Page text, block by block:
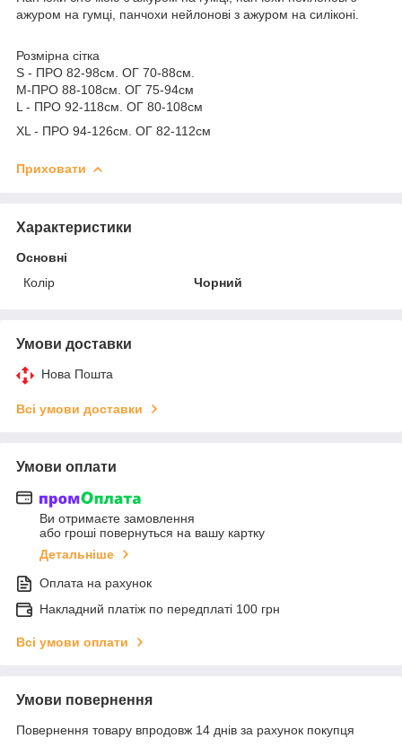
ажуром на гумці, панчохи нейлонові з ажуром на силіконі.
Розмірна сітка
S - ПРО 82-98см. ОГ 70-88см.
M-ПРО 88-108см. ОГ 75-94см
L - ПРО 92-118см. ОГ 80-108см
ХL - ПРО 94-126см. ОГ 82-112см
Приховати
Характеристики
Основні
Колір
Чорний
Умови доставки
Нова Пошта
Всі умови доставки
Умови оплати
Ви отримаєте замовлення
або гроші повернуться на вашу картку
Детальніше
Оплата на рахунок
Накладний платіж по передплаті 100 грн
Всі умови оплати
Умови повернення
Повернення товару впродовж 14 днів за рахунок покупця